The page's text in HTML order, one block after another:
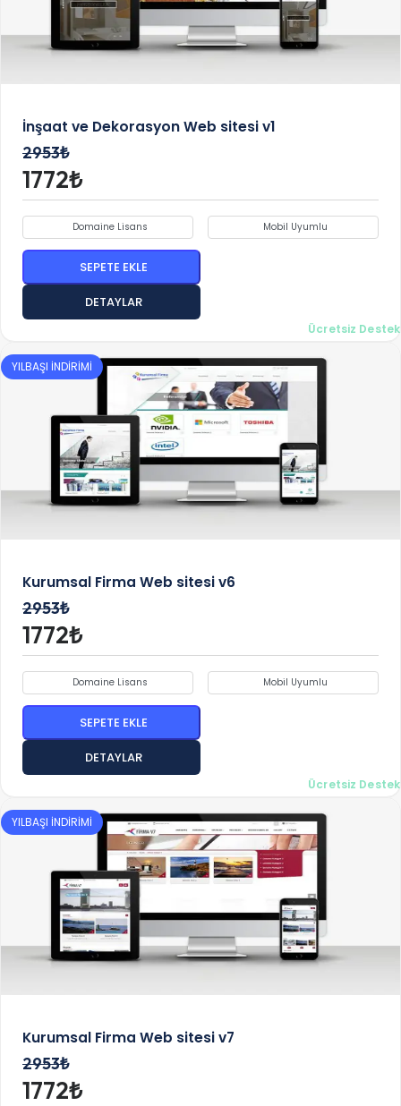
İnşaat ve Dekorasyon Web sitesi v1
2953₺
1772₺
Ücretsiz Destek
Domaine Lisans Mobil Uyumlu
SEPETE EKLE
DETAYLAR
YILBAŞI İNDİRİMİ
Kurumsal Firma Web sitesi v6
2953₺
1772₺
Ücretsiz Destek
Domaine Lisans Mobil Uyumlu
SEPETE EKLE
DETAYLAR
YILBAŞI İNDİRİMİ
Kurumsal Firma Web sitesi v7
2953₺
1772₺